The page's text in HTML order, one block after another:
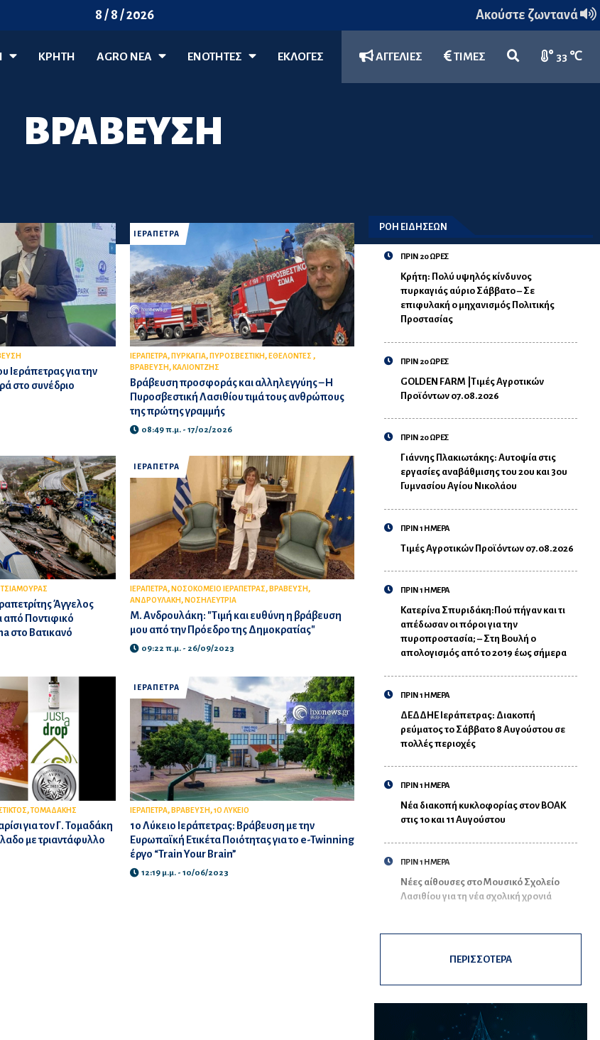
8 / 8 / 2026 Ακούστε ζωντανά
ΚΡΗΤΗ AGRO ΝΈΑ ΕΝΟΤΗΤΕΣ ΕΚΛΟΓΕΣ ΑΓΓΕΛΙΕΣ ΤΙΜΕΣ 33 ℃
ΒΡΑΒΕΥΣΗ
Ιεράπετρας για την
στο συνέδριο
ΙΕΡΑΠΕΤΡΑ
ΙΕΡΑΠΕΤΡΑ, ΠΥΡΚΑΓΙΑ, ΠΥΡΟΣΒΕΣΤΙΚΗ, ΕΘΕΛΟΝΤΕΣ ,
ΒΡΑΒΕΥΣΗ, ΚΑΛΙΟΝΤΖΗΣ
Βράβευση προσφοράς και αλληλεγγύης – Η
Πυροσβεστική Λασιθίου τιμά τους ανθρώπους
της πρώτης γραμμής
08:49 π.μ. - 17/02/2026
ΤΣΙΑΜΟΥΡΑΣ
Άγγελος
από Ποντιφικό
στο Βατικανό
ΙΕΡΑΠΕΤΡΑ
ΙΕΡΑΠΕΤΡΑ, ΝΟΣΟΚΟΜΕΙΟ ΙΕΡΑΠΕΤΡΑΣ, ΒΡΑΒΕΥΣΗ,
ΑΝΔΡΟΥΛΑΚΗ, ΝΟΣΗΛΕΥΤΡΙΑ
Μ. Ανδρουλάκη: "Τιμή και ευθύνη η βράβευση
μου από την Πρόεδρο της Δημοκρατίας"
09:22 π.μ. - 26/09/2023
,ΤΟΜΑΔΑΚΗΣ
για τον Γ. Τομαδάκη
με τριαντάφυλλο
ΙΕΡΑΠΕΤΡΑ
ΙΕΡΑΠΕΤΡΑ, ΒΡΑΒΕΥΣΗ,1Ο ΛΥΚΕΙΟ
1o Λύκειο Ιεράπετρας: Βράβευση με την
Ευρωπαϊκή Ετικέτα Ποιότητας για το e-Twinning
έργο “Train Your Brain”
12:19 μ.μ. - 10/06/2023
ΡΟΗ ΕΙΔΗΣΕΩΝ
ΠΡΙΝ 20 ΩΡΕΣ
Κρήτη: Πολύ υψηλός κίνδυνος
πυρκαγιάς αύριο Σάββατο – Σε
επιφυλακή ο μηχανισμός Πολιτικής
Προστασίας
ΠΡΙΝ 20 ΩΡΕΣ
GOLDEN FARM |Τιμές Αγροτικών
Προϊόντων 07.08.2026
ΠΡΙΝ 20 ΩΡΕΣ
Γιάννης Πλακιωτάκης: Αυτοψία στις
εργασίες αναβάθμισης του 2ου και 3ου
Γυμνασίου Αγίου Νικολάου
ΠΡΙΝ 1 ΗΜΕΡΑ
Τιμές Αγροτικών Προϊόντων 07.08.2026
ΠΡΙΝ 1 ΗΜΕΡΑ
Κατερίνα Σπυριδάκη:Πού πήγαν και τι
απέδωσαν οι πόροι για την
πυροπροστασία; – Στη Βουλή ο
απολογισμός από το 2019 έως σήμερα
ΠΡΙΝ 1 ΗΜΕΡΑ
ΔΕΔΔΗΕ Ιεράπετρας: Διακοπή
ρεύματος το Σάββατο 8 Αυγούστου σε
πολλές περιοχές
ΠΡΙΝ 1 ΗΜΕΡΑ
Νέα διακοπή κυκλοφορίας στον ΒΟΑΚ
στις 10 και 11 Αυγούστου
ΠΡΙΝ 1 ΗΜΕΡΑ
Νέες αίθουσες στο Μουσικό Σχολείο
Λασιθίου για τη νέα σχολική χρονιά
ΠΕΡΙΣΣΟΤΕΡΑ